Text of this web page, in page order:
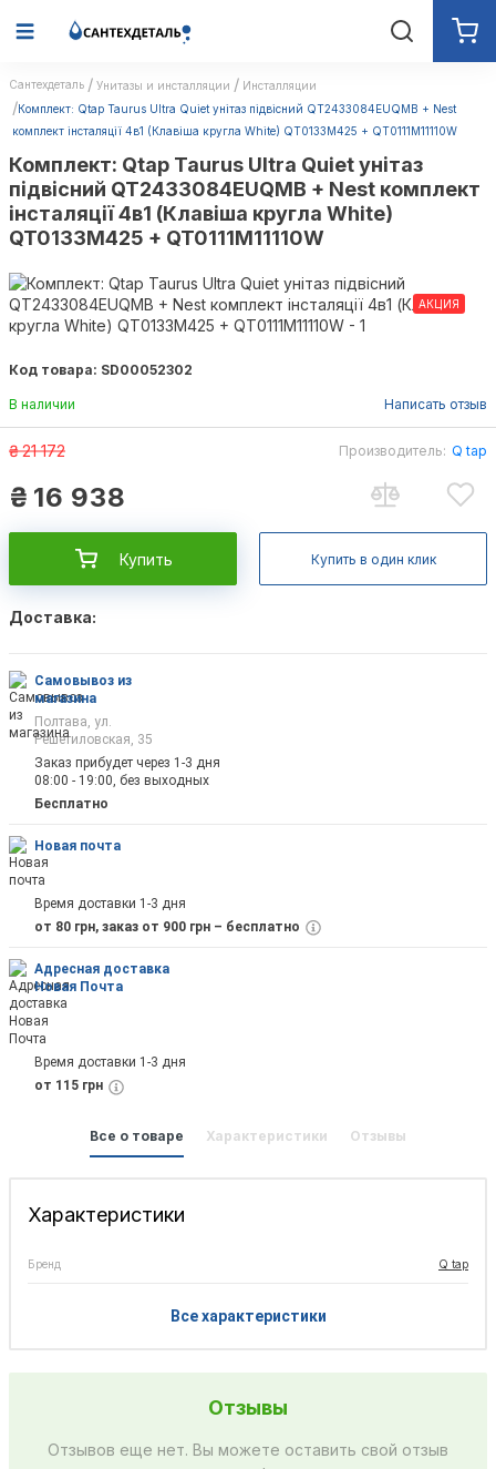
Сантехдеталь Унитазы и инсталляции
Инсталляции
Комплект: Qtap Taurus Ultra Quiet унітаз підвісний QT2433084EUQMB + Nest
комплект інсталяції 4в1 (Клавіша кругла White) QT0133M425 + QT0111M11110W
Комплект: Qtap Taurus Ultra Quiet унітаз
підвісний QT2433084EUQMB + Nest комплект
інсталяції 4в1 (Клавіша кругла White)
QT0133M425 + QT0111M11110W
АКЦИЯ
Код товара: SD00052302
В наличии Написать отзыв
₴ 16 938
₴21 172 Производитель: Q tap
Купить Купить в один клик
Доставка:
Самовывоз из
магазина
Полтава, ул.
Решетиловская, 35
Заказ прибудет через 1-3 дня
08:00 - 19:00, без выходных
Бесплатно
Новая почта
Время доставки 1-3 дня
от 80 грн, заказ от 900 грн – бесплатно
Адресная доставка
Новая Почта
Время доставки 1-3 дня
от 115 грн
Все о товаре Характеристики Отзывы
Характеристики
Бренд Q tap
Все характеристики
Отзывы
Отзывов еще нет. Вы можете оставить свой отзыв